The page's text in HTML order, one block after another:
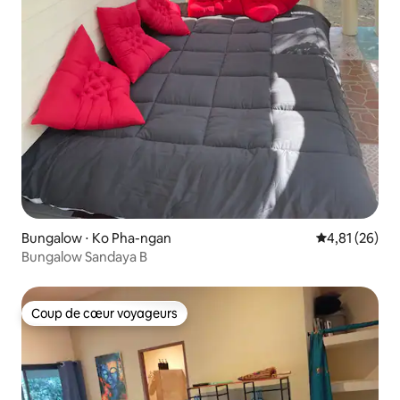
Bungalow ⋅ Ko Pha-ngan Évaluation
4,81 (26)
Bungalow Sandaya B
Coup de cœur voyageurs
Coup de cœur voyageurs